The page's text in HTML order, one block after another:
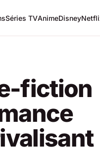
Séries TVAnimeDisney
fiction